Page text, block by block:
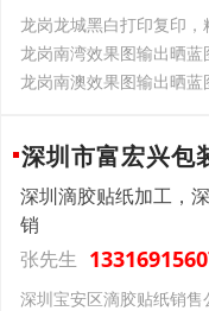
龙岗龙城黑白打印复印
龙岗南湾效果图输出晒
龙岗南澳效果图输出晒
深圳市富宏兴包
深圳滴胶贴纸加工，
销
张先生
深圳宝安区滴胶贴纸销